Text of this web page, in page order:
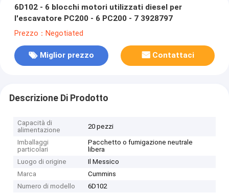
6D102 - 6 blocchi motori utilizzati diesel per
l'escavatore PC200 - 6 PC200 - 7 3928797
Prezzo：Negotiated
Miglior prezzo Contattaci
Descrizione Di Prodotto
Capacità di
alimentazione
20 pezzi
Imballaggi
particolari
Pacchetto o fumigazione neutrale
libera
Luogo di origine
Il Messico
Marca
Cummins
Numero di modello
6D102